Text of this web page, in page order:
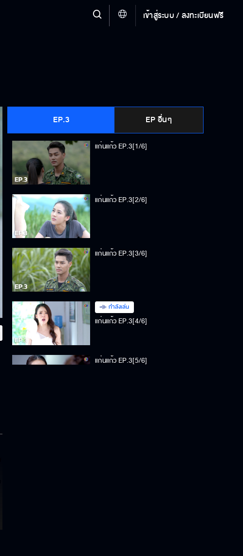
เข้าสู่ระบบ / ลงทะเบียนฟรี
EP.3 EP อื่นๆ
แก่นแก้ว EP.3[1/6]
แก่นแก้ว EP.3[2/6]
แก่นแก้ว EP.3[3/6]
กำลังเล่น
แก่นแก้ว EP.3[4/6]
แก่นแก้ว EP.3[5/6]